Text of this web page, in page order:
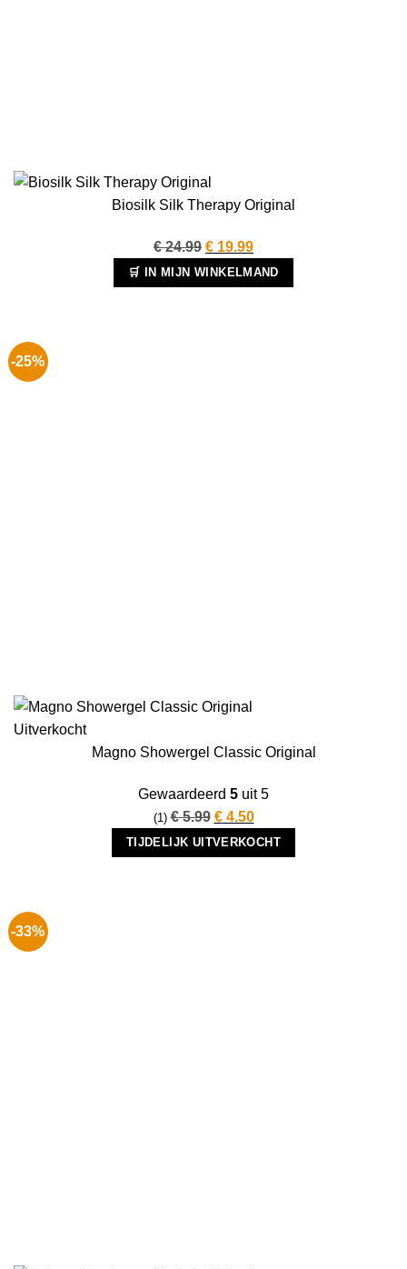
Biosilk Silk Therapy Original
€24.99 Oorspronkelijke
prijs
was:
€ 19.99Huidige
prijs
is:
🛒 IN MIJN WINKELMAND
-25%
Uitverkocht
Magno Showergel Classic Original
Gewaardeerd 5 uit 5
(1) €5.99 Oorspronkelijke
prijs
was:
€4.50Huidige
prijs
is:
TIJDELIJK UITVERKOCHT
-33%